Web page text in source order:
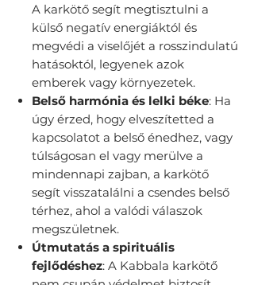
A karkötő segít megtisztulni a
külső negatív energiáktól és
megvédi a viselőjét a rosszindulatú
hatásoktól, legyenek azok
emberek vagy környezetek.
Belső harmónia és lelki béke: Ha
úgy érzed, hogy elveszítetted a
kapcsolatot a belső énedhez, vagy
túlságosan el vagy merülve a
mindennapi zajban, a karkötő
segít visszatalálni a csendes belső
térhez, ahol a valódi válaszok
megszületnek.
Útmutatás a spirituális
fejlődéshez: A Kabbala karkötő